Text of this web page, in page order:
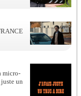
micro-
un